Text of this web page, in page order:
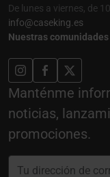
De lunes a viernes, de
info@caseking.es
Nuestras comunidades
Manténme
noticias,
promociones.